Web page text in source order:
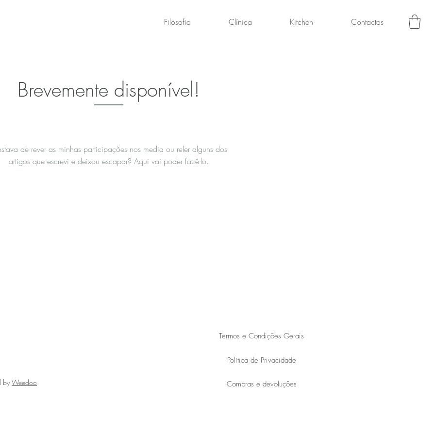
Filosofia Clínica Kitchen Contactos
Brevemente disponível!
de rever as minhas participações nos media ou reler alguns dos
artigos que escrevi e deixou escapar? Aqui vai poder fazê-lo.
byWeedoo
Termos e Condições Gerais
Política de Privacidade
Compras e devoluções